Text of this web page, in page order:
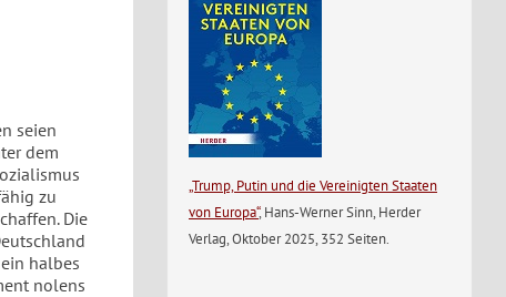
seien
dem
zu
Die
halbes
nolens
„Trump, Putin und die Vereinigten Staaten
von Europa“, Hans-Werner Sinn, Herder
Verlag, Oktober 2025, 352 Seiten.